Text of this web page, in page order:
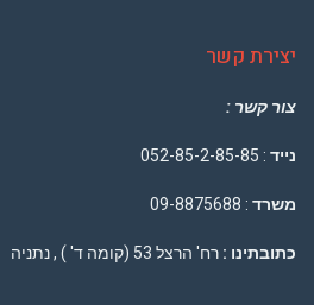
יצירת קשר
צור קשר :
נייד : 052-85-2-85-85
משרד : 09-8875688
כתובתינו : רח' הרצל 53 (קומה ד' ) , נתניה